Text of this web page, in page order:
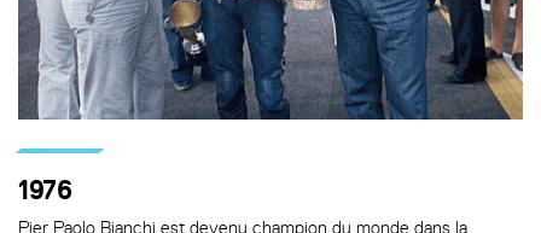
1976
Pier Paolo Bianchi est devenu champion du monde dans la